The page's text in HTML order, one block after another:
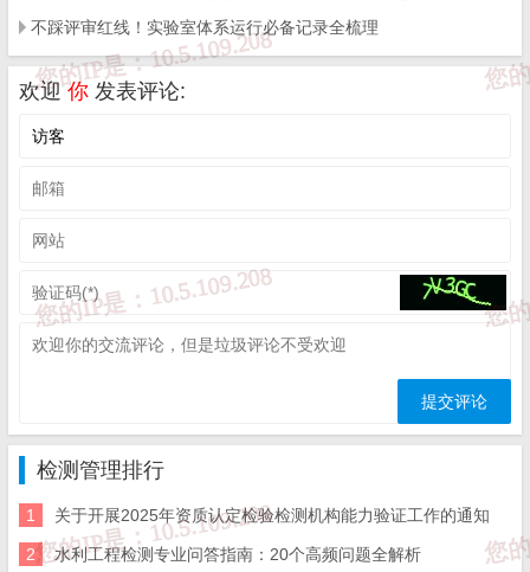
水利工程抗冻抗渗商品混凝土，监理要
求一检试验室出配合比，这种要求是否合规？
商混站的配合比是需要施工方委托有资质的单
位出具配合比报告后由监理单位审批实施，虽然实
际操作中商混站多半不会按照批复的配合比拌，但
监理的要求是合理的。
不踩评审红线！实验室体系运行必备记录全梳理
欢迎你 发表评论:
检测管理排行
1 关于开展2025年资质认定检验检测机构能力验证工作的通知
2 水利工程检测专业问答指南：20个高频问题全解析